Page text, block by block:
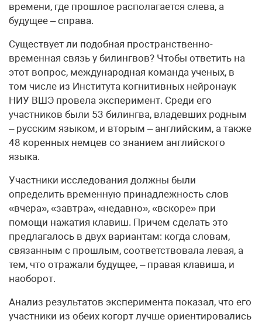
времени, где прошлое располагается слева, а
будущее – справа.
Существует ли подобная пространственно-
временная связь у билингвов? Чтобы ответить на
этот вопрос, международная команда ученых, в
том числе из Института когнитивных нейронаук
НИУ ВШЭ провела эксперимент. Среди его
участников были 53 билингва, владевших родным
– русским языком, и вторым – английским, а также
48 коренных немцев со знанием английского
языка.
Участники исследования должны были
определить временную принадлежность слов
«вчера», «завтра», «недавно», «вскоре» при
помощи нажатия клавиш. Причем сделать это
предлагалось в двух вариантам: когда словам,
связанным с прошлым, соответствовала левая, а
тем, что отражали будущее, – правая клавиша, и
наоборот.
Анализ результатов эксперимента показал, что его
участники из обеих когорт лучше ориентировались